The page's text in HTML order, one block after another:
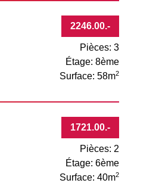
2246.00.-
Pièces: 3
Étage: 8ème
Surface: 58m2
1721.00.-
Pièces: 2
Étage: 6ème
Surface: 40m2